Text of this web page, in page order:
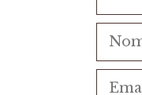
Nome
Email